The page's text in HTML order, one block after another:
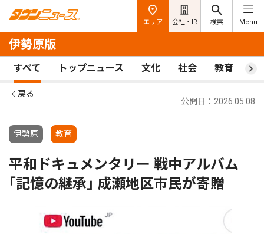
エリア 会社・IR 検索 Menu
伊勢原版
すべて トップニュース 文化 社会 教育 ス
戻る
伊勢原 教育
公開日：2026.05.08
平和ドキュメンタリー 戦中アルバム
｢記憶の継承｣ 成瀬地区市民が寄贈